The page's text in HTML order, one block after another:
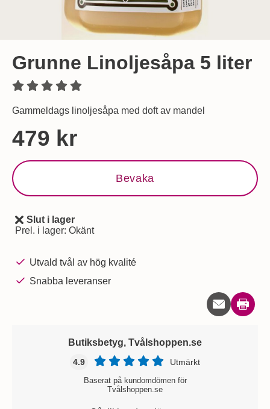
Grunne Linoljesåpa 5 liter
Gammeldags linoljesåpa med doft av mandel
Handla denna produkt Grunne Linoljesåpa 5 liter
pris
479 kr
Bevaka
Tillgänglighet:
Slut i lager
Prel. i lager: Okänt
Utvald tvål av hög kvalité
Snabba leveranser
Skriv
Butiksbetyg, Tvålshoppen.se
4.9 Utmärkt
Baserat på kundomdömen för
Tvålshoppen.se